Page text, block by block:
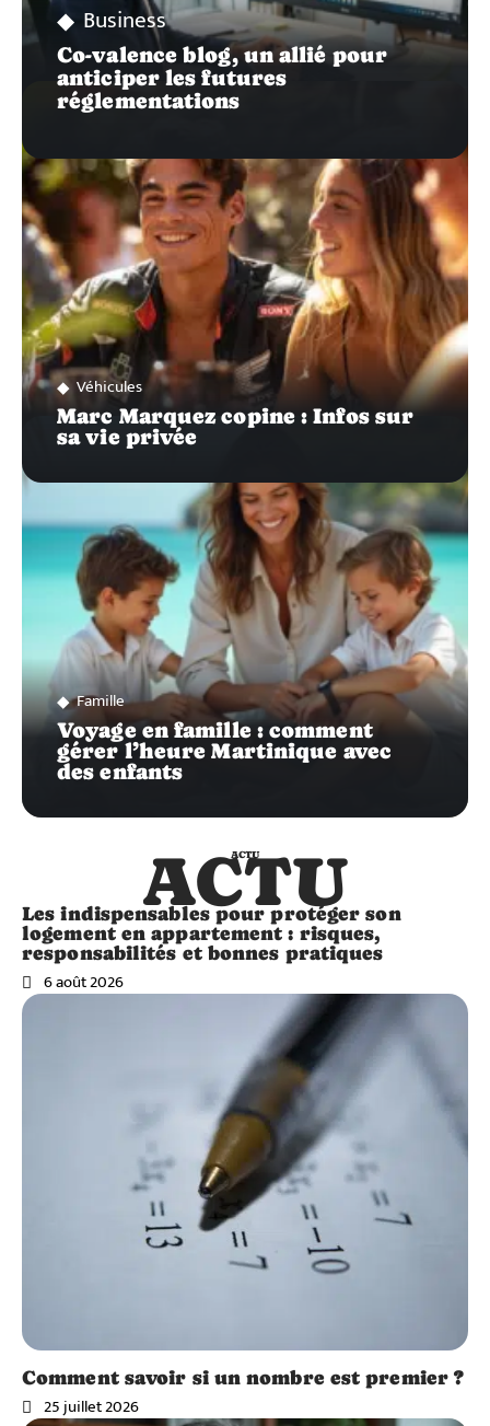
Business
Co-valence blog, un allié pour
anticiper les futures
réglementations
Véhicules
Marc Marquez copine : Infos sur
sa vie privée
Famille
Voyage en famille : comment
gérer l’heure Martinique avec
des enfants
ACTU
ACTU
Les indispensables pour protéger son
logement en appartement : risques,
responsabilités et bonnes pratiques
6 août 2026
Comment savoir si un nombre est premier ?
25 juillet 2026